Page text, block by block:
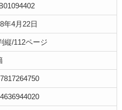
年4月22日
縦/112ページ